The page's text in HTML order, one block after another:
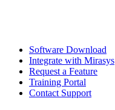
Software Download
Integrate with Mirasys
Request a Feature
Training Portal
Contact Support